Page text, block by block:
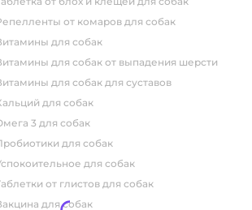
репелленты от комаров для собак
витамины для собак
витамины для собак от выпадения шерсти
витамины для собак для суставов
кальций для собак
омега 3 для собак
пробиотики для собак
успокоительное для собак
таблетки от глистов для собак
вакцина для собак